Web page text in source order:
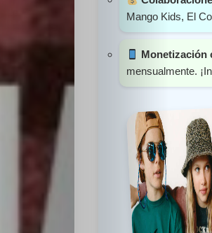
SearchMango Kids, El
Monetización
mensualmente.